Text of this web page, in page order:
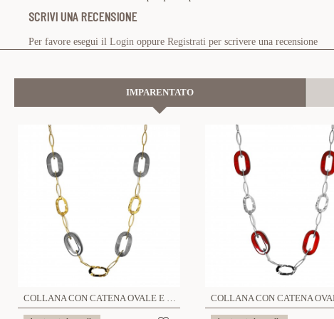
SCRIVI UNA RECENSIONE
Per favore esegui il Login oppure Registrati per scrivere una recensione
IMPARENTATO
COLLANA CON CATENA OVALE E RESINA - WF2396E679